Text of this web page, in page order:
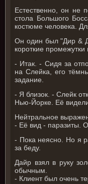
Естественно, он не
стола Большого
костюме человека.
Он один был "Дир &
короткие
- Итак. - Сидя за
на Слейка, его
задание.
- Я близок. - Слейк
Нью-Йорке. Её
Нейтральное
- Её вид - паразиты.
- Пока неясно. Но я
за беду.
Дайр взял в руку
обычным.
- Клиент был очень